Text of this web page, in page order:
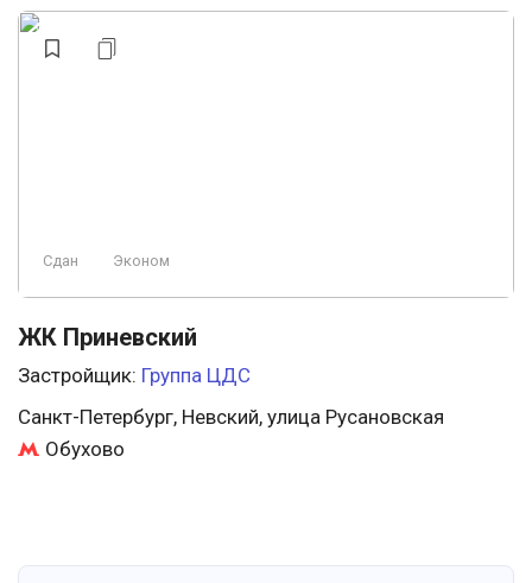
Сдан Эконом
ЖК Приневский
Застройщик: Группа ЦДС
Санкт-Петербург, Невский, улица Русановская
Обухово